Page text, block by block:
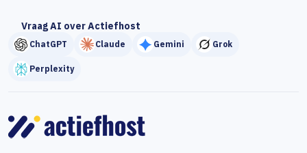
Vraag AI over Actiefhost
ChatGPT Claude Gemini Grok
Perplexity